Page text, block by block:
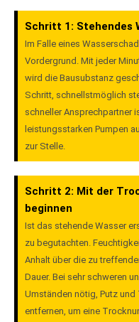
Schritt 1: Stehendes
Im Falle eines
Vordergrund. Mit jeder
wird die Bausubstanz
Schritt, schnellstmöglich
schneller Ansprechpartner
leistungsstarken Pumpen
zur Stelle.
Schritt 2: Mit der
beginnen
Ist das stehende Wasser
zu begutachten.
Anhalt über die zu
Dauer. Bei sehr schweren
Umständen nötig, Putz
entfernen, um eine